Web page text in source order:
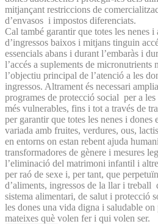
mitjançant restriccions de
d’envasos i impostos diferenciats.
Cal també garantir que totes les nenes i
d’ingressos baixos i mitjans tinguin
essencials abans i durant l’embaràs i
l’accés a suplements de micronutrients
l’objectiu principal de l’atenció a les
ingressos. Altrament és necessari
programes de protecció social per a les
més vulnerables, fins i tot a través de
per garantir que totes les nenes i dones
variada amb fruites, verdures, ous,
en entorns on estan rebent ajuda
transformadores de gènere i mesures
l’eliminació del matrimoni infantil i
per raó de sexe i, per tant, que
d’aliments, ingressos de la llar i treball
sistema alimentari, de salut i protecció
les dones una vida digna i saludable
mateixes què volen fer i qui volen ser.